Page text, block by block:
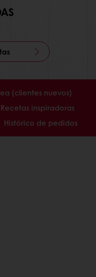
(clientes nuevos)
Recetas inspiradoras
Histórico de pedidos